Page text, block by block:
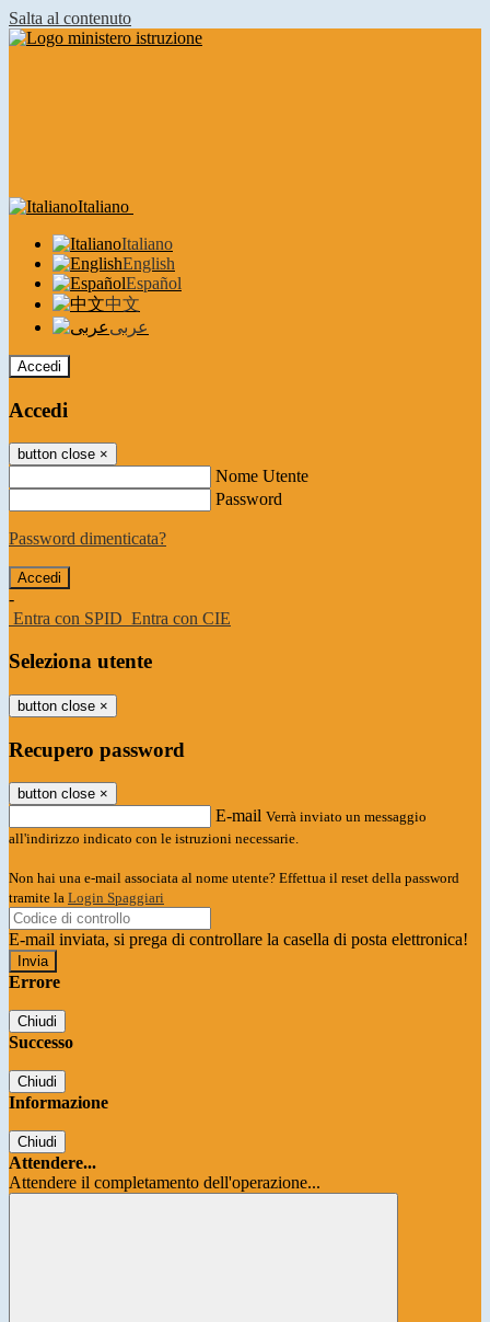
Salta al contenuto
Italiano
Italiano
English
Español
中文
عربى
Accedi
Accedi
button close ×
Nome Utente
Password
Password dimenticata?
-
Entra con SPID Entra con CIE
Seleziona utente
button close ×
Recupero password
button close ×
E-mail Verrà inviato un messaggio
all'indirizzo indicato con le istruzioni necessarie.
Non hai una e-mail associata al nome utente? Effettua il reset della password
tramite la Login Spaggiari
E-mail inviata, si prega di controllare la casella di posta elettronica!
Errore
Chiudi
Successo
Chiudi
Informazione
Chiudi
Attendere...
Attendere il completamento dell'operazione...